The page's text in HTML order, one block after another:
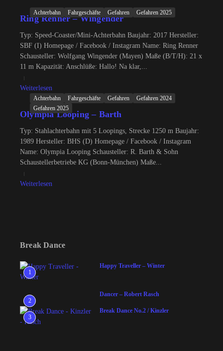
Achterbahn Fahrgeschäfte Gefahren Gefahren 2025
Ring Renner – Wingender
Typ: Speed-Coaster/Mini-Achterbahn Baujahr: 2017 Hersteller:
SBF (I) Homepage / Facebook / Instagram Name: Ring Renner
Schausteller: Wolfgang Wingender (Mayen) Maße (B/T/H): 21 x
11 m Kapazität: Anschlüße: Hallo! Na klar,...
Weiterlesen
Achterbahn Fahrgeschäfte Gefahren
Gefahren 2024
Gefahren 2025
Olympia Looping – Barth
Typ: Stahlachterbahn mit 5 Loopings, Strecke 1250 m Baujahr:
1989 Hersteller: BHS (D) Homepage / Facebook / Instagram
Name: Olympia Looping Schausteller: R. Barth & Sohn
Schaustellerbetriebe KG (Bonn-München) Maße...
Weiterlesen
Break Dance
1
Happy Traveller – Winter
2
Dancer – Robert Rasch
3
Break Dance No.2 / Kinzler